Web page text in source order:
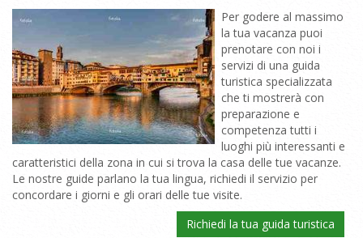
Per godere al massimo
la tua vacanza puoi
prenotare con noi i
servizi di una guida
turistica specializzata
che ti mostrerà con
preparazione e
competenza tutti i
luoghi più interessanti e
caratteristici della zona in cui si trova la casa delle tue vacanze.
Le nostre guide parlano la tua lingua, richiedi il servizio per
concordare i giorni e gli orari delle tue visite.
Richiedi la tua guida turistica